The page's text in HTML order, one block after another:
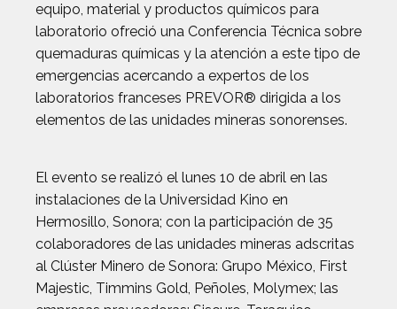
equipo, material y productos químicos para
laboratorio ofreció una Conferencia Técnica sobre
quemaduras químicas y la atención a este tipo de
emergencias acercando a expertos de los
laboratorios franceses PREVOR® dirigida a los
elementos de las unidades mineras sonorenses.
El evento se realizó el lunes 10 de abril en las
instalaciones de la Universidad Kino en
Hermosillo, Sonora; con la participación de 35
colaboradores de las unidades mineras adscritas
al Clúster Minero de Sonora: Grupo México, First
Majestic, Timmins Gold, Peñoles, Molymex; las